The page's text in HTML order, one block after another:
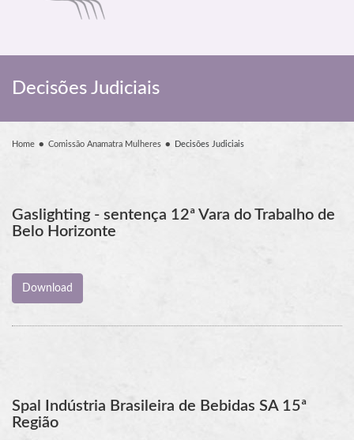
Decisões Judiciais
Home Comissão Anamatra Mulheres Decisões Judiciais
Gaslighting - sentença 12ª Vara do Trabalho de
Belo Horizonte
Spal Indústria Brasileira de Bebidas SA 15ª
Região